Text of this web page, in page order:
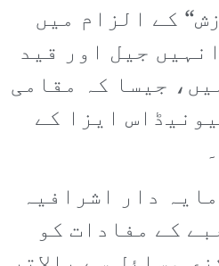
کے الزام میں
جیل اور قید
جیسا کہ مقامی
ایزا کے
دار اشرافیہ
کے مفادات کو